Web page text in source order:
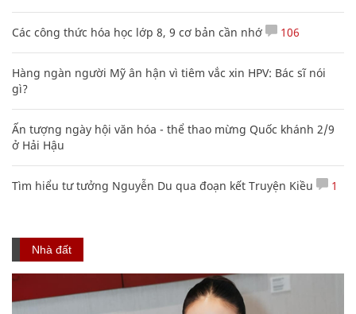
Các công thức hóa học lớp 8, 9 cơ bản cần nhớ 106
Hàng ngàn người Mỹ ân hận vì tiêm vắc xin HPV: Bác sĩ nói
gì?
Ấn tượng ngày hội văn hóa - thể thao mừng Quốc khánh 2/9
ở Hải Hậu
Tìm hiểu tư tưởng Nguyễn Du qua đoạn kết Truyện Kiều 1
Nhà đất